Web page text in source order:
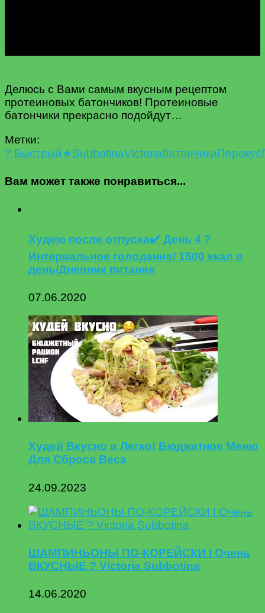
Делюсь с Вами самым вкусным рецептом
протеиновых батончиков! Протеиновые
батончики прекрасно подойдут…
Метки:
?.Быстрый★SubbotinaVictoriaбатончикиПерекус
Вам может также понравиться...
Худею после отпуска✔️ День 4 ?
Интервальное голодание/ 1500 ккал в
день/Дневник питания
07.06.2020
Худей Вкусно и Легко! Бюджетное Меню
Для Сброса Веса
24.09.2023
ШАМПИНЬОНЫ ПО-КОРЕЙСКИ I Очень
ВКУСНЫЕ ? Victoria Subbotina
14.06.2020